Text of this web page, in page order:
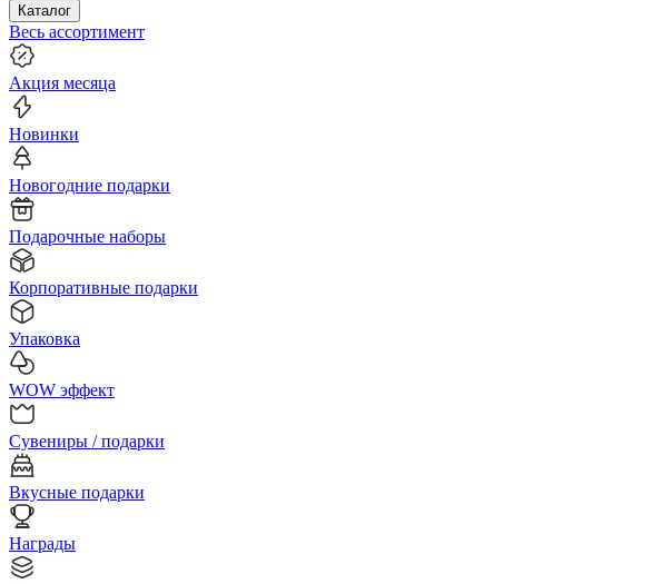
Каталог
Весь ассортимент
Акция месяца
Новинки
Новогодние подарки
Подарочные наборы
Корпоративные подарки
Упаковка
WOW эффект
Сувениры / подарки
Вкусные подарки
Награды